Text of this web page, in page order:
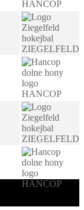
HANCOP
ZIEGELFELD
HANCOP
ZIEGELFELD
HANCOP